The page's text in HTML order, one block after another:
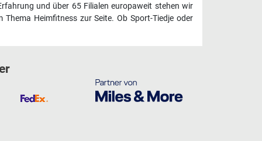
und über 65 Filialen europaweit stehen wir
Heimfitness zur Seite. Ob Sport-Tiedje oder